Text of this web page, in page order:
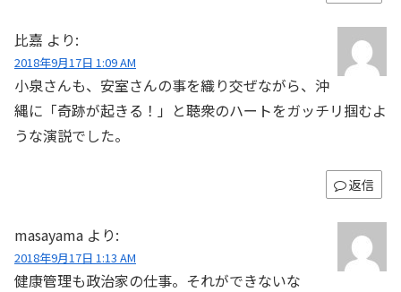
比嘉 より:
2018年9月17日 1:09 AM
小泉さんも、安室さんの事を織り交ぜながら、沖
縄に「奇跡が起きる！」と聴衆のハートをガッチリ掴むよ
うな演説でした。
返信
masayama より:
2018年9月17日 1:13 AM
健康管理も政治家の仕事。それができないな